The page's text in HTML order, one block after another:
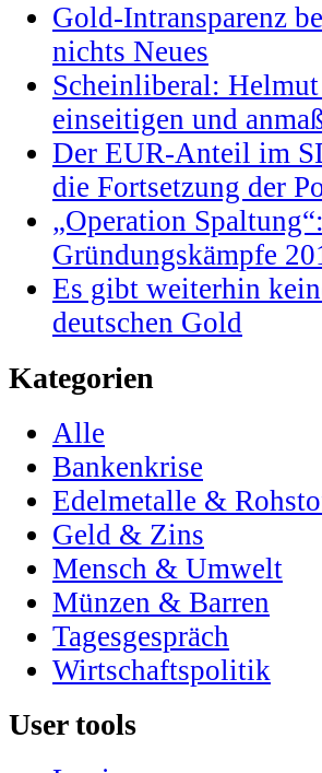
Gold-Intransparenz
nichts Neues
Scheinliberal:
einseitigen und
Der EUR-Anteil im
die Fortsetzung der
„Operation
Gründungskämpfe
Es gibt weiterhin
deutschen Gold
Kategorien
Alle
Bankenkrise
Edelmetalle &
Geld & Zins
Mensch & Umwelt
Münzen & Barren
Tagesgespräch
Wirtschaftspolitik
User tools